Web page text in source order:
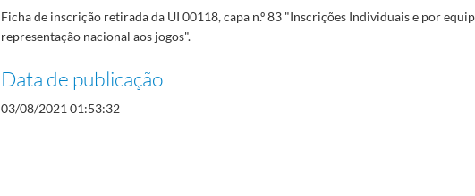
Ficha de inscrição retirada da UI 00118, capa n.º 83 "Inscrições Individuais e por
representação nacional aos jogos".
Data de publicação
03/08/2021 01:53:32